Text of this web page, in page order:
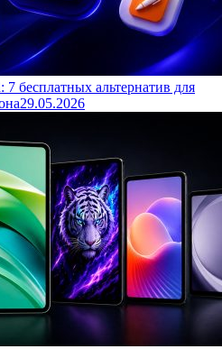
7 бесплатных альтернатив для
29.05.2026